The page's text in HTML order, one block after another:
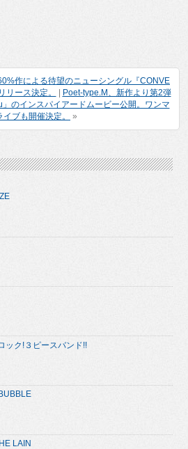
作による待望のニューシングル『CONVE
リース決定。
| Poet-type.M、新作より第2弾
のインスパイアードムービー公開。ワンマ
イブも開催決定。
»
ック!３ピースバンド!!
LAIN